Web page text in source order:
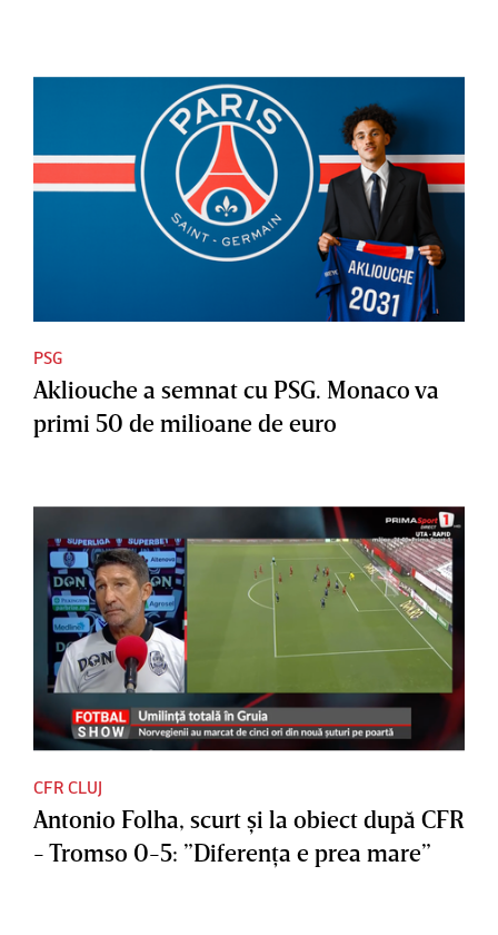
PSG
Akliouche a semnat cu PSG. Monaco va
primi 50 de milioane de euro
CFR CLUJ
Antonio Folha, scurt şi la obiect după CFR
- Tromso 0-5: ”Diferenţa e prea mare”